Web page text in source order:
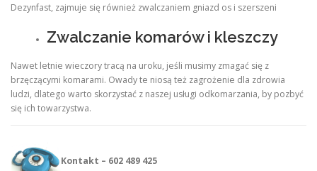
Dezynfast, zajmuje się również zwalczaniem gniazd os i szerszeni
Zwalczanie komarów i kleszczy
Nawet letnie wieczory tracą na uroku, jeśli musimy zmagać się z
brzęczącymi komarami. Owady te niosą też zagrożenie dla zdrowia
ludzi, dlatego warto skorzystać z naszej usługi odkomarzania, by pozbyć
się ich towarzystwa.
Kontakt – 602 489 425